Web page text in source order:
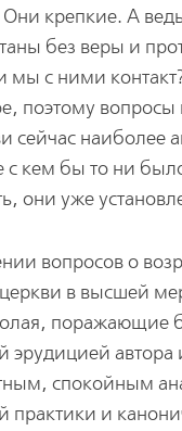
крепкие. А
без веры и
мы с ними
поэтому вопросы
сейчас наиболее
с кем бы то ни
они уже
вопросов о
в высшей
поражающие
эрудицией
спокойным
практики и